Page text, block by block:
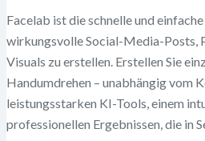
Facelab ist die schnelle und
wirkungsvolle Social-Media-Posts,
Visuals zu erstellen. Erstellen Sie
Handumdrehen – unabhängig vom
leistungsstarken KI-Tools, einem
professionellen Ergebnissen, die in